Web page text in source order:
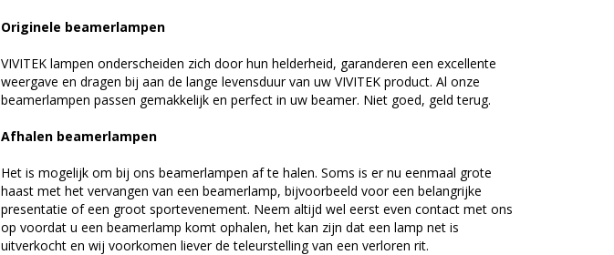
Originele beamerlampen
VIVITEK lampen onderscheiden zich door hun helderheid, garanderen een excellente
weergave en dragen bij aan de lange levensduur van uw VIVITEK product. Al onze
beamerlampen passen gemakkelijk en perfect in uw beamer. Niet goed, geld terug.
Afhalen beamerlampen
Het is mogelijk om bij ons beamerlampen af te halen. Soms is er nu eenmaal grote
haast met het vervangen van een beamerlamp, bijvoorbeeld voor een belangrijke
presentatie of een groot sportevenement. Neem altijd wel eerst even contact met ons
op voordat u een beamerlamp komt ophalen, het kan zijn dat een lamp net is
uitverkocht en wij voorkomen liever de teleurstelling van een verloren rit.